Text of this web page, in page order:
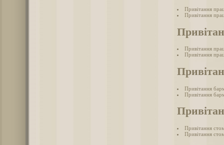
Привітання
Привітання
Привітання
Привітання
Привітання
Привітання
Привітання
Привітання